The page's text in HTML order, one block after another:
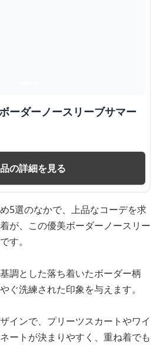
ーダーノースリーブサマー
の詳細を見る
5選のなかで、上品なコーデを求
が、この優美ボーダーノースリー
す。
調とした落ち着いたボーダー柄
ぐ洗練された印象を与えます。
インで、プリーツスカートやワイ
ートが決まりやすく、重ね着でも